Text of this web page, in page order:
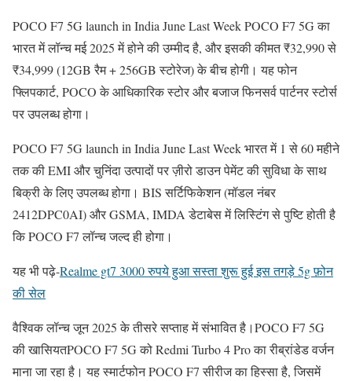
POCO F7 5G launch in India June Last Week POCO F7 5G का
भारत में लॉन्च मई 2025 में होने की उम्मीद है, और इसकी कीमत ₹32,990 से
₹34,999 (12GB रैम + 256GB स्टोरेज) के बीच होगी। यह फोन
फ्लिपकार्ट, POCO के आधिकारिक स्टोर और बजाज फिनसर्व पार्टनर स्टोर्स
पर उपलब्ध होगा।
POCO F7 5G launch in India June Last Week भारत में 1 से 60 महीने
तक की EMI और चुनिंदा उत्पादों पर ज़ीरो डाउन पेमेंट की सुविधा के साथ
बिक्री के लिए उपलब्ध होगा। BIS सर्टिफिकेशन (मॉडल नंबर
2412DPC0AI) और GSMA, IMDA डेटाबेस में लिस्टिंग से पुष्टि होती है
कि POCO F7 लॉन्च जल्द ही होगा।
यह भी पढ़े-Realme gt7 3000 रुपये हुआ सस्ता शुरू हुई इस तगड़े 5g फ़ोन
की सेल
वैश्विक लॉन्च जून 2025 के तीसरे सप्ताह में संभावित है।POCO F7 5G
की खासियतPOCO F7 5G को Redmi Turbo 4 Pro का रीब्रांडेड वर्जन
माना जा रहा है। यह स्मार्टफोन POCO F7 सीरीज का हिस्सा है, जिसमें